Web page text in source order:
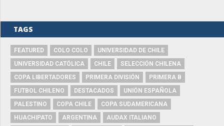
TAGS
FEATURED COLO COLO
UNIVERSIDAD DE CHILE
UNIVERSIDAD CATÓLICA
CHILE
SELECCIÓN CHILENA
COPA LIBERTADORES
PRIMERA DIVISIÓN
PRIMERA B
FUTBOL CHILENO
DESTACADOS
UNIÓN ESPAÑOLA
PALESTINO
COPA CHILE
COPA SUDAMERICANA
HUACHIPATO
ARGENTINA
AUDAX ITALIANO